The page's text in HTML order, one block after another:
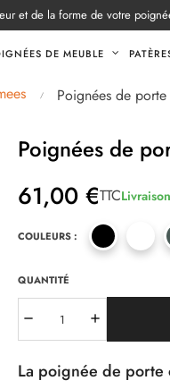
et de la forme de votre
DE MEUBLE
Poignées de
Poignées de
61,00 €TTC
COULEURS :
QUANTITÉ
La poignée de porte